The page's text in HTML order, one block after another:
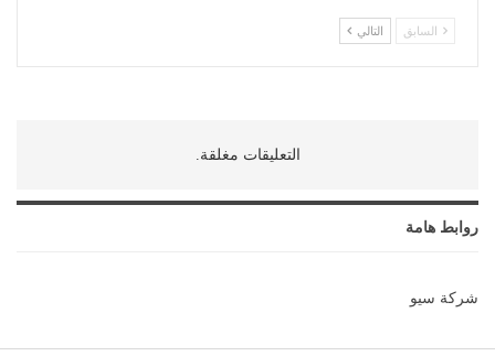
السابق التالي
التعليقات مغلقة.
روابط هامة
شركة سيو